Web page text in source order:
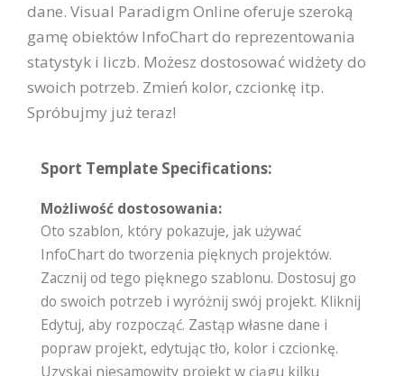
dane. Visual Paradigm Online oferuje szeroką
gamę obiektów InfoChart do reprezentowania
statystyk i liczb. Możesz dostosować widżety do
swoich potrzeb. Zmień kolor, czcionkę itp.
Spróbujmy już teraz!
Sport Template Specifications:
Możliwość dostosowania:
Oto szablon, który pokazuje, jak używać
InfoChart do tworzenia pięknych projektów.
Zacznij od tego pięknego szablonu. Dostosuj go
do swoich potrzeb i wyróżnij swój projekt. Kliknij
Edytuj, aby rozpocząć. Zastąp własne dane i
popraw projekt, edytując tło, kolor i czcionkę.
Uzyskaj niesamowity projekt w ciągu kilku